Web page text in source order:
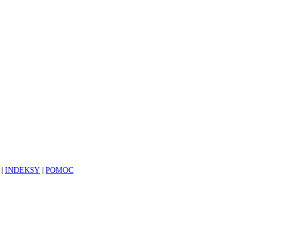
INDEKSY
POMOC